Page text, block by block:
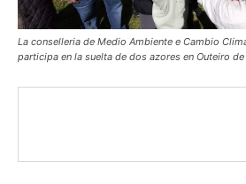
La conselleria de Medio Ambiente e Cambio
participa en la suelta de dos azores en Outeiro de